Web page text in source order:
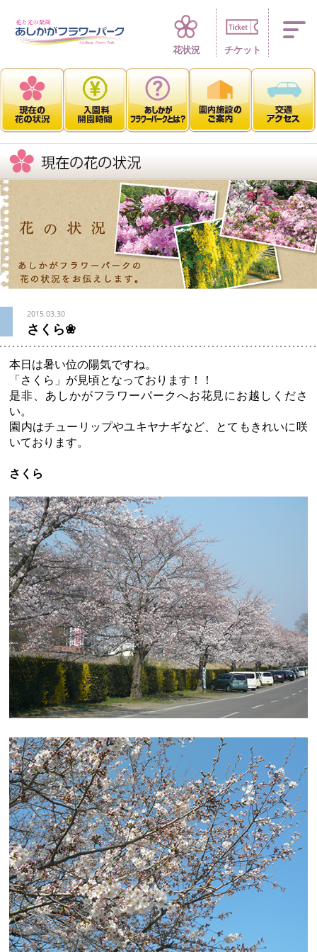
四季折々 花の
花状況 チケット
2015.03.30
さくら❀
本日は暑い位の陽気ですね。
「さくら」が見頃となっております！！
是非、あしかがフラワーパークへお花見にお越しくださ
い。
園内はチューリップやユキヤナギなど、とてもきれいに咲
いております。
さくら